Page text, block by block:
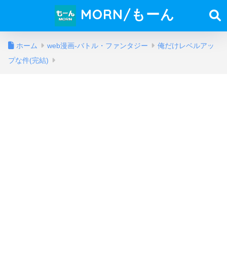
MORN/もーん
ホーム web漫画-バトル・ファンタジー
俺だけレベルアッ
プな件(完結)